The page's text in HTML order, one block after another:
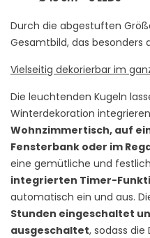
Durch die abgestuften
Gesamtbild, das besonders
Vielseitig dekorierbar im
Die leuchtenden Kugeln
Winterdekoration
Wohnzimmertisch, auf
Fensterbank oder im
eine gemütliche und
integrierten Timer-
automatisch ein und aus.
Stunden eingeschaltet
ausgeschaltet, sodass